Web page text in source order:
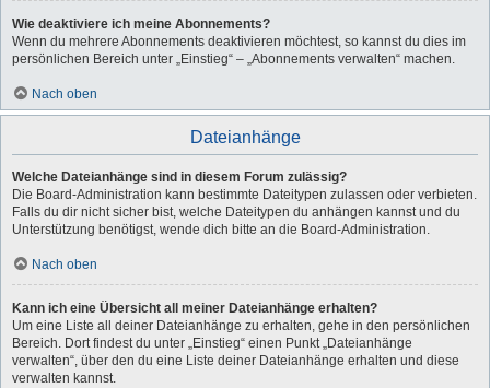
Wie deaktiviere ich meine Abonnements?
Wenn du mehrere Abonnements deaktivieren möchtest, so kannst du dies im
persönlichen Bereich unter „Einstieg“ – „Abonnements verwalten“ machen.
Nach oben
Dateianhänge
Welche Dateianhänge sind in diesem Forum zulässig?
Die Board-Administration kann bestimmte Dateitypen zulassen oder verbieten.
Falls du dir nicht sicher bist, welche Dateitypen du anhängen kannst und du
Unterstützung benötigst, wende dich bitte an die Board-Administration.
Nach oben
Kann ich eine Übersicht all meiner Dateianhänge erhalten?
Um eine Liste all deiner Dateianhänge zu erhalten, gehe in den persönlichen
Bereich. Dort findest du unter „Einstieg“ einen Punkt „Dateianhänge
verwalten“, über den du eine Liste deiner Dateianhänge erhalten und diese
verwalten kannst.